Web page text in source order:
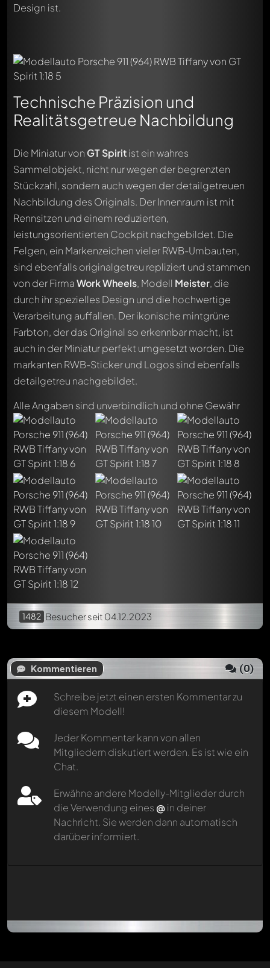
Design ist.
Technische Präzision und
Realitätsgetreue Nachbildung
Die Miniatur von GT Spiritist ein wahres
Sammelobjekt, nicht nur wegen der begrenzten
Stückzahl, sondern auch wegen der detailgetreuen
Nachbildung des Originals. Der Innenraum ist mit
Rennsitzen und einem reduzierten,
leistungsorientierten Cockpit nachgebildet. Die
Felgen, ein Markenzeichen vieler RWB-Umbauten,
sind ebenfalls originalgetreu repliziert und stammen
von der FirmaWork Wheels, Modell Meister, die
durch ihr spezielles Design und die hochwertige
Verarbeitung auffallen. Der ikonische mintgrüne
Farbton, der das Original so erkennbar macht, ist
auch in der Miniatur perfekt umgesetzt worden. Die
markanten RWB-Sticker und Logos sind ebenfalls
detailgetreu nachgebildet.
Alle Angaben sind unverbindlich und ohne Gewähr
1482 Besucherseit 04.12.2023
Kommentieren (0)
Schreibe jetzt einen ersten Kommentar zu
diesem Modell!
Jeder Kommentar kann von allen
Mitgliedern diskutiert werden. Es ist wie ein
Chat.
Erwähne andere Modelly-Mitglieder durch
die Verwendung eines @in deiner
Nachricht. Sie werden dann automatisch
darüber informiert.
Schreibe jetzt einen ersten Kommentar zu diesem Modell!
Jeder Kommentar kann von allen Mitgliedern diskutiert
werden. Es ist wie ein Chat.
Erwähne andere Modelly-Mitglieder durch die
Verwendung eines
@in deiner Nachricht. Sie werden dann
automatisch darüber informiert.